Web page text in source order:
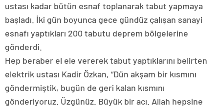
ustası kadar bütün esnaf toplanarak tabut yapmaya
başladı. İki gün boyunca gece gündüz çalışan sanayi
esnafı yaptıkları 200 tabutu deprem bölgelerine
gönderdi.
Hep beraber el ele vererek tabut yaptıklarını belirten
elektrik ustası Kadir Özkan, “Dün akşam bir kısmını
göndermiştik, bugün de geri kalan kısmını
gönderiyoruz. Üzgünüz. Büyük bir acı. Allah hepsine